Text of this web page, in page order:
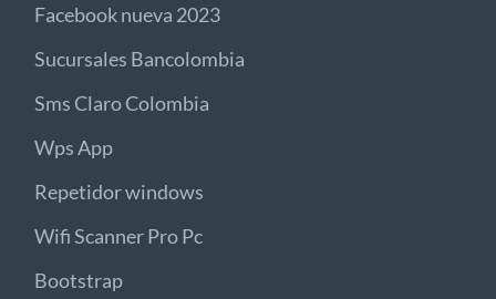
Facebook nueva 2023
Sucursales Bancolombia
Sms Claro Colombia
Wps App
Repetidor windows
Wifi Scanner Pro Pc
Bootstrap